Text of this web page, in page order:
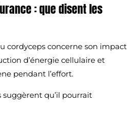
: que disent les
cordyceps concerne son impact
d’énergie cellulaire et
pendant l’effort.
suggèrent qu’il pourrait